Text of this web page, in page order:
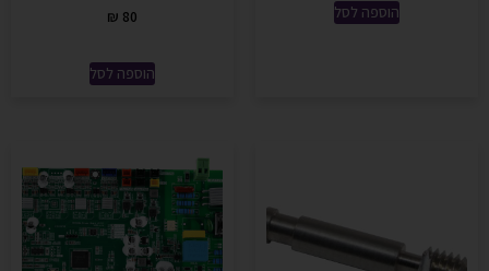
הוספה לסל ₪ 80
הוספה לסל